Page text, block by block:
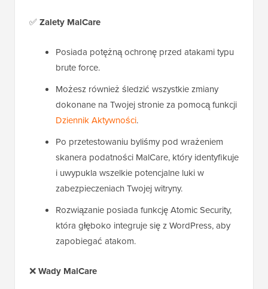
✅Zalety MalCare
Posiada potężną ochronę przed atakami typu
brute force.
Możesz również śledzić wszystkie zmiany
dokonane na Twojej stronie za pomocą funkcji
Dziennik Aktywności.
Po przetestowaniu byliśmy pod wrażeniem
skanera podatności MalCare, który identyfikuje
i uwypukla wszelkie potencjalne luki w
zabezpieczeniach Twojej witryny.
Rozwiązanie posiada funkcję Atomic Security,
która głęboko integruje się z WordPress, aby
zapobiegać atakom.
❌Wady MalCare